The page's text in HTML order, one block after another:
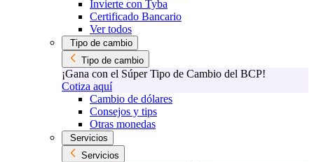
Invierte con Tyba
Certificado Bancario
Ver todos
Tipo de cambio
Tipo de cambio
¡Gana con el Súper Tipo de Cambio del BCP!
Cotiza aquí
Cambio de dólares
Consejos y tips
Otras monedas
Servicios
Servicios